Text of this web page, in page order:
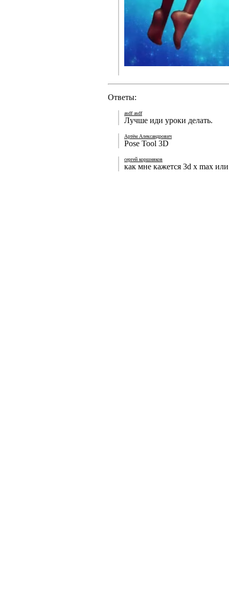
Ответы:
asdf asdf
Лучше иди уроки делать.
Артём Александрович
Pose Tool 3D
сергей коршняков
как мне кажется 3d x max